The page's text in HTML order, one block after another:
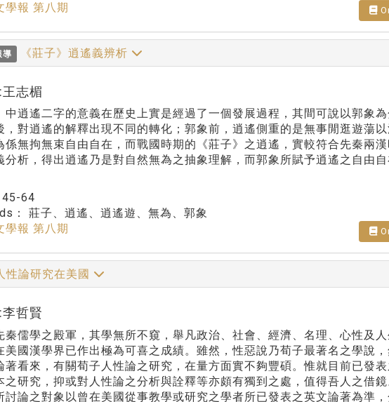
學報 第八期
導 《莊子》逍遙義辨析
志楣
中逍遙二字的意義在歷史上實是經過了一個發展過程，其間可說以郭象
，對逍遙的解釋出現不同的轉化；郭象前，逍遙側重的是無事閒逛遊蕩
係無拘無束自由自在，而戰國時期的《莊子》之逍遙，實較符合先秦兩
分析，得出逍遙乃是對自然無為之抽象理解，而郭象所賦予逍遙之自由
45-64
： 莊子、逍遙、逍遙遊、無為、郭象
學報 第八期
性論研究在美國
哲賢
秦儒學之殿軍，其學無所不窺，舉凡政治、社會、經濟、名理、心性及
美國漢學界已作出極為可喜之成績。雖然，性惡說乃荀子最著名之學說
著看來，有關荀子人性論之研究，在量方面實不夠豐碩。惟就目前已發
之研究，抑或對人性論之分析與詮釋等亦頗有獨到之處，值得吾人之借
討論之對象以曾在美國從事教學或研究之學者所已發表之英文論著為準